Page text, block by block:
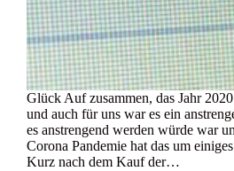
Glück Auf zusammen, das Jahr
und auch für uns war es ein
es anstrengend werden würde war
Corona Pandemie hat das um
Kurz nach dem Kauf der…